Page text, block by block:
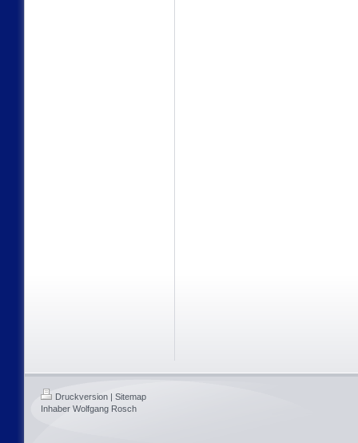
Druckversion | Sitemap
Inhaber Wolfgang Rosch